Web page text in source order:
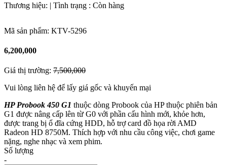
Thương hiệu: | Tình trạng : Còn hàng
Mã sản phẩm: KTV-5296
6,200,000
Giá thị trường: 7,500,000
Vui lòng liên hệ để lấy giá gốc và khuyến mại
HP Probook 450 G1 thuộc dòng Probook của HP thuộc phiên bản
G1 được nâng cấp lên từ G0 với phần cấu hình mới, khỏe hơn,
được trang bị ổ đĩa cứng HDD, hỗ trợ card đồ họa rời AMD
Radeon HD 8750M. Thích hợp với nhu cầu công việc, chơi game
nặng, nghe nhạc và xem phim.
Số lượng
-